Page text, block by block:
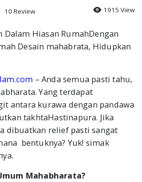
10 Review 1915 View
Dalam Hiasan RumahDengan
Desain mahabrata, Hidupkan
– Anda semua pasti tahu,
Yang terdapat
antara kurawa dengan pandawa
takhtaHastinapura. Jika
dibuatkan relief pasti sangat
bentuknya? Yuk! simak
Mahabharata?